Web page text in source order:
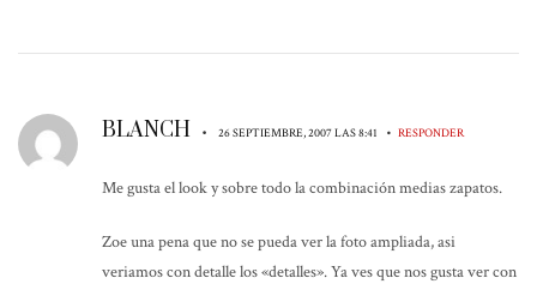
BLANCH • 26 SEPTIEMBRE, 2007 LAS 8:41 • RESPONDER
Me gusta el look y sobre todo la combinación medias zapatos.
Zoe una pena que no se pueda ver la foto ampliada, asi
veriamos con detalle los «detalles». Ya ves que nos gusta ver con